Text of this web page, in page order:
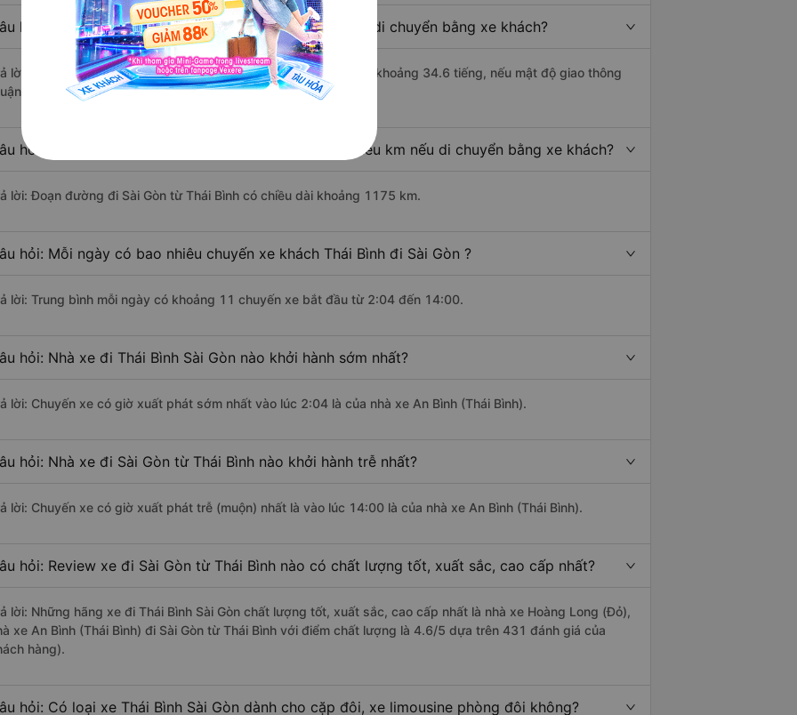
hỏi: Từ Thái Bình đi Sài Gòn mất bao nhiêu tiếng khi di chuyển bằng xe khách?
lời: Thời gian di chuyển bằng xe khách từ Thái Bình đi Sài Gòn khoảng 34.6 tiếng, nếu mật độ giao thông
lợi.
hỏi: Khoảng cách từ Thái Bình đi Sài Gòn là bao nhiêu km nếu di chuyển bằng xe khách?
lời: Đoạn đường đi Sài Gòn từ Thái Bình có chiều dài khoảng 1175 km.
hỏi: Mỗi ngày có bao nhiêu chuyến xe khách Thái Bình đi Sài Gòn ?
lời: Trung bình mỗi ngày có khoảng 11 chuyến xe bắt đầu từ 2:04 đến 14:00.
hỏi: Nhà xe đi Thái Bình Sài Gòn nào khởi hành sớm nhất?
lời: Chuyến xe có giờ xuất phát sớm nhất vào lúc 2:04 là của nhà xe An Bình (Thái Bình).
hỏi: Nhà xe đi Sài Gòn từ Thái Bình nào khởi hành trễ nhất?
lời: Chuyến xe có giờ xuất phát trễ (muộn) nhất là vào lúc 14:00 là của nhà xe An Bình (Thái Bình).
hỏi: Review xe đi Sài Gòn từ Thái Bình nào có chất lượng tốt, xuất sắc, cao cấp nhất?
lời: Những hãng xe đi Thái Bình Sài Gòn chất lượng tốt, xuất sắc, cao cấp nhất là nhà xe Hoàng Long (Đỏ),
xe An Bình (Thái Bình) đi Sài Gòn từ Thái Bình với điểm chất lượng là 4.6/5 dựa trên 431 đánh giá của
hàng).
hỏi: Có loại xe Thái Bình Sài Gòn dành cho cặp đôi, xe limousine phòng đôi không?